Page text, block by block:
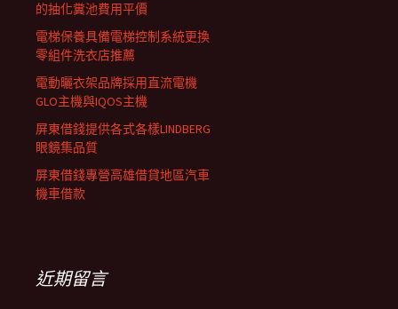
的抽化糞池費用平價
電梯保養具備電梯控制系統更換
零組件洗衣店推薦
電動曬衣架品牌採用直流電機
GLO主機與IQOS主機
屏東借錢提供各式各樣LINDBERG
眼鏡集品質
屏東借錢專營高雄借貸地區汽車
機車借款
近期留言